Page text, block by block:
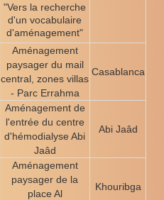
"Vers la recherche
d'un vocabulaire
d'aménagement"
Aménagement
paysager du mail
central, zones villas
- Parc Errahma
Casablanca
Aménagement de
l'entrée du centre
d'hémodialyse Abi
Jaâd
Abi Jaâd
Aménagement
paysager de la
place Al
Khouribga